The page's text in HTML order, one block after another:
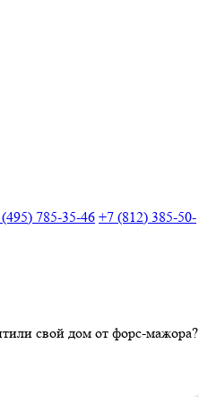
785-35-46 +7 (812) 385-50-
свой дом от форс-мажора?